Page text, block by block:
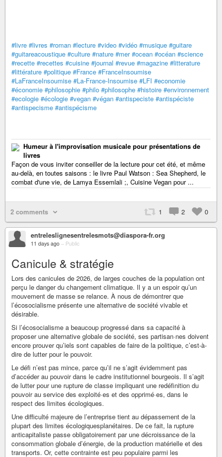
#livre #livres #roman #lecture #video #vidéo #musique #guitare
#guitareacoustique #culture #nature #mer #ocean #océan #science
#recette #recettes #cuisine #journal #revue #magazine #litterature
#littérature #politique #France #FranceInsoumise
#LaFranceInsoumise #La-France-Insoumise #LFI #economie
#économie #philosophie #philo #philosophe #histoire #environnement
#ecologie #écologie #vegan #végan #antispeciste #antispéciste
#antispecisme #antispécisme
Humeur à l'improvisation musicale pour présentations de
livres
Façon de vous inviter conseiller de la lecture pour cet été, et même
au-delà, en toutes saisons : le livre Paul Watson : Sea Shepherd, le
combat d'une vie, de Lamya Essemlali ;, Cuisine Vegan pour ...
2 comments 1 2 0
entreleslignesentrelesmots@diaspora-fr.org
11 days ago – Public
Canicule & stratégie
Lors des canicules de 2026, de larges couches de la population ont
perçu le danger du changement climatique. Il y a un espoir qu’un
mouvement de masse se relance. À nous de démontrer que
l’écosocialisme présente une alternative de société vivable et
désirable.
Si l’écosocialisme a beaucoup progressé dans sa capacité à
proposer une alternative globale de société, ses partisan·nes doivent
encore prouver qu’iels sont capables de faire de la politique, c’est-à-
dire de lutter pour le pouvoir.
Le défi n’est pas mince, parce qu’il ne s’agit évidemment pas
d’accéder au pouvoir dans le cadre institutionnel bourgeois. Il s’agit
de lutter pour une rupture de classe impliquant une redéfinition du
pouvoir au service des exploité·es et des opprimé·es, dans le
respect des limites écologiques.
Une difficulté majeure de l’entreprise tient au dépassement de la
plupart des limites écologiquesplanétaires. De ce fait, la rupture
anticapitaliste passe obligatoirement par une décroissance de la
consommation globale d’énergie, de la production matérielle et des
transports. Or, cette contrainte est peu populaire parmi les